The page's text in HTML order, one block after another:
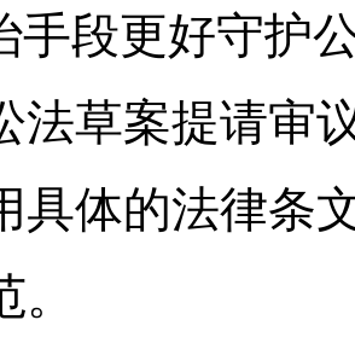
手段更好守护
法草案提请审
具体的法律条